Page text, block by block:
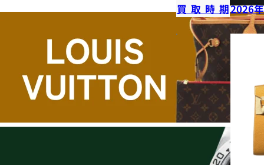
買取時期2026